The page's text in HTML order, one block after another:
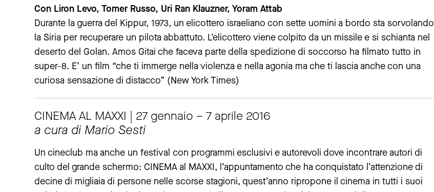
Con Liron Levo, Tomer Russo, Uri Ran Klauzner, Yoram Attab
Durante la guerra del Kippur, 1973, un elicottero israeliano con sette uomini a bordo sta sorvolando
la Siria per recuperare un pilota abbattuto. L’elicottero viene colpito da un missile e si schianta nel
deserto del Golan. Amos Gitai che faceva parte della spedizione di soccorso ha filmato tutto in
super-8. E’ un film “che ti immerge nella violenza e nella agonia ma che ti lascia anche con una
curiosa sensazione di distacco” (New York Times)
CINEMA AL MAXXI | 27 gennaio – 7 aprile 2016
a cura di Mario Sesti
Un cineclub ma anche un festival con programmi esclusivi e autorevoli dove incontrare autori di
culto del grande schermo: CINEMA al MAXXI, l’appuntamento che ha conquistato l’attenzione di
decine di migliaia di persone nelle scorse stagioni, quest’anno ripropone il cinema in tutti i suoi